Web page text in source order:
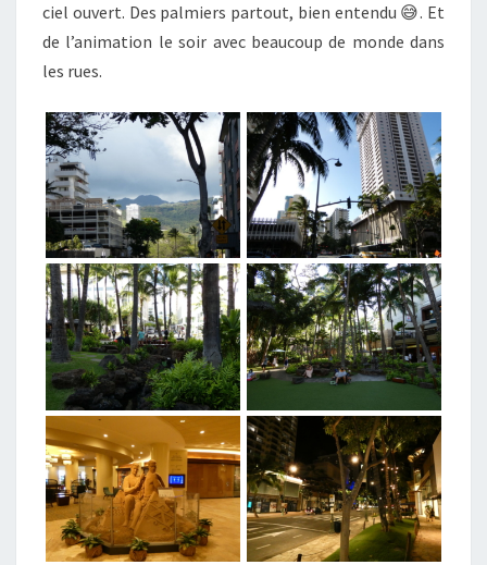
ciel ouvert. Des palmiers partout, bien entendu 😅. Et
de l’animation le soir avec beaucoup de monde dans
les rues.